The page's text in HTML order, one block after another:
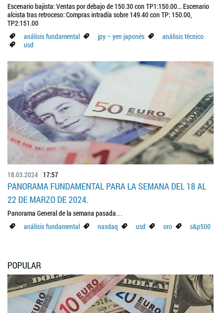
Escenario bajista: Ventas por debajo de 150.30 con TP1:150.00... Escenario
alcista tras retroceso: Compras intradía sobre 149.40 con TP: 150.00,
TP2:151.00
análisis fundamental
jpy – yen japonés
análisis técnico
usd
18.03.2024 17:57
PANORAMA FUNDAMENTAL PARA LA SEMANA DEL 18 AL
22 DE MARZO DE 2024.
Panorama General de la semana pasada…
análisis fundamental
nasdaq usd oro s&p500
POPULAR